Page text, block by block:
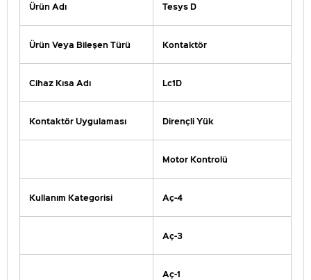
Ürün Adı Tesys D
Ürün Veya Bileşen Türü Kontaktör
Cihaz Kısa Adı Lc1D
Kontaktör Uygulaması Dirençli Yük
Motor Kontrolü
Kullanım Kategorisi Aç-4
Aç-3
Aç-1